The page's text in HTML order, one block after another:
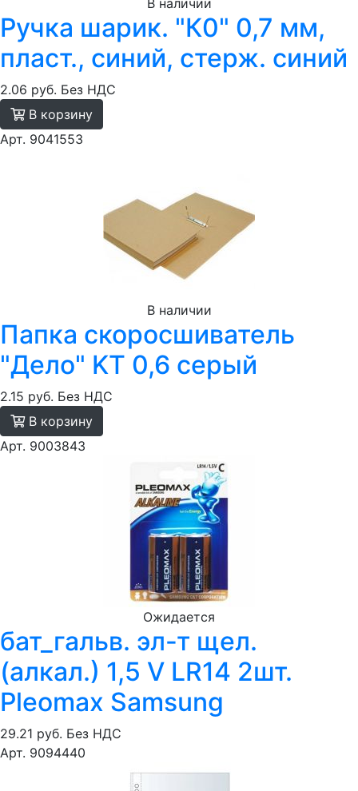
В наличии
Ручка шарик. "К0" 0,7 мм,
пласт., синий, стерж. синий
2.06 руб. Без НДС
В корзину
Арт. 9041553
В наличии
Папка скоросшиватель
"Дело" KT 0,6 серый
2.15 руб. Без НДС
В корзину
Арт. 9003843
Ожидается
бат_гальв. эл-т щел.
(алкал.) 1,5 V LR14 2шт.
Pleomax Samsung
29.21 руб. Без НДС
Арт. 9094440